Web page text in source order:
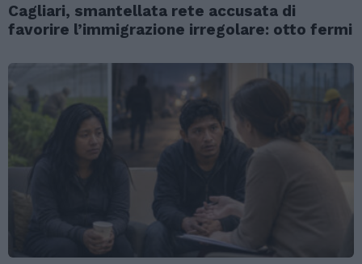
Cagliari, smantellata rete accusata di
favorire l’immigrazione irregolare: otto fermi